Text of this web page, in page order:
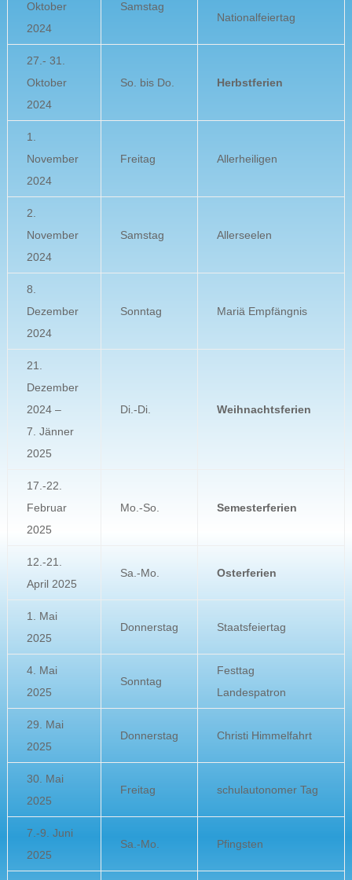
Oktober
2024
Samstag
Nationalfeiertag
27.- 31.
Oktober
2024
So. bis Do. Herbstferien
1.
November
2024
Freitag Allerheiligen
2.
November
2024
Samstag Allerseelen
8.
Dezember
2024
Sonntag Mariä Empfängnis
21.
Dezember
2024 –
7. Jänner
2025
Di.-Di. Weihnachtsferien
17.-22.
Februar
2025
Mo.-So. Semesterferien
12.-21.
April 2025
Sa.-Mo. Osterferien
1. Mai
2025
Donnerstag Staatsfeiertag
4. Mai
2025
Sonntag
Festtag
Landespatron
29. Mai
2025
Donnerstag Christi Himmelfahrt
30. Mai
2025
Freitag schulautonomer Tag
7.-9. Juni
2025
Sa.-Mo. Pfingsten